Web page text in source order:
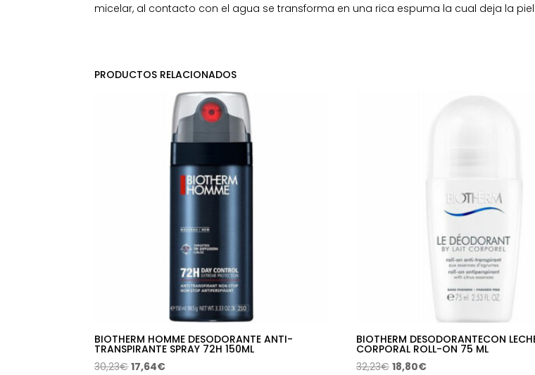
micelar, al contacto con el agua se transforma en una rica espuma la cual deja la
PRODUCTOS RELACIONADOS
BIOTHERM HOMME DESODORANTE ANTI-
TRANSPIRANTE SPRAY 72H 150ML
30,23€El
17,64€El
BIOTHERM DESODORANTECON
CORPORAL ROLL-ON 75 ML
32,23€ El
18,80€El